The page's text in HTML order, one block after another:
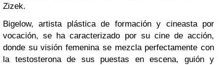
Zizek.
Bigelow, artista plástica de formación y cineasta por
vocación, se ha caracterizado por su cine de acción,
donde su visión femenina se mezcla perfectamente con
la testosterona de sus puestas en escena, guión y